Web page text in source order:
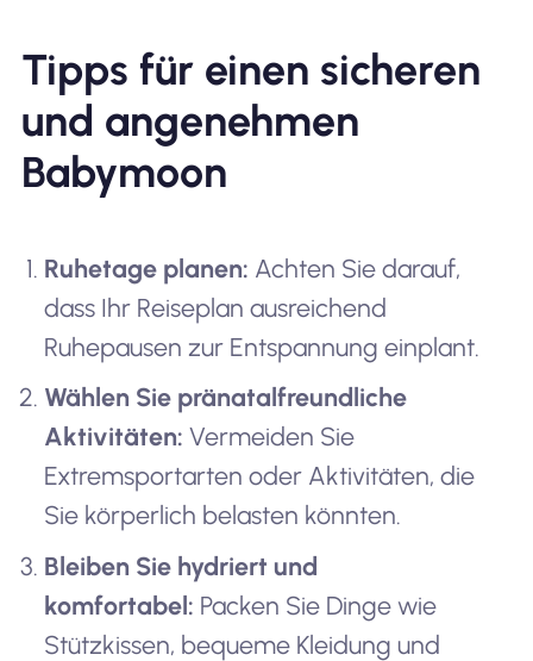
Tipps für einen sicheren
und angenehmen
Babymoon
Ruhetage planen: Achten Sie darauf,
dass Ihr Reiseplan ausreichend
Ruhepausen zur Entspannung einplant.
Wählen Sie pränatalfreundliche
Aktivitäten: Vermeiden Sie
Extremsportarten oder Aktivitäten, die
Sie körperlich belasten könnten.
Bleiben Sie hydriert und
komfortabel: Packen Sie Dinge wie
Stützkissen, bequeme Kleidung und